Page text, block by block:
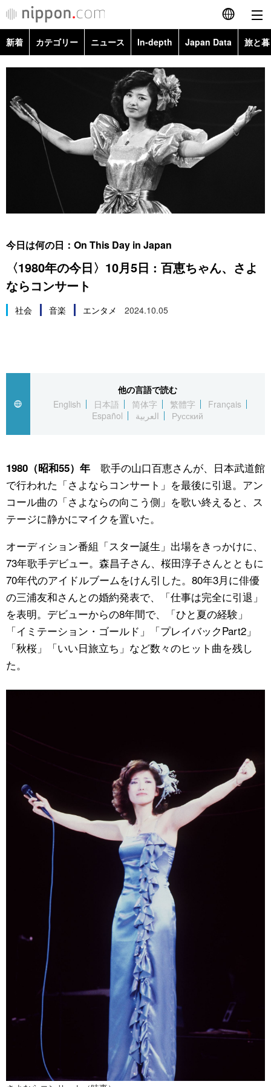
English
Français
Español
カテゴリー
政治・外交
経済・ビジネス
社会
文化
ニュース
旅と暮らし
動画/Live
People
東京
公式SNS
新着 カテゴリー ニュース In-depth Japan Data 旅と
政治・外交
経済・ビジネス
国際・海外
スポーツ・東京2020
Topics
People
今日は何の日：On This Day in Japan
〈1980年の今日〉10月5日 : 百恵ちゃん、さよ
ならコンサート
社会 音楽 エンタメ 2024.10.05
他の言語で読む
English
日本語 简体字 繁體字
Français
Español
العربية Русский
1980（昭和55）年歌手の山口百恵さんが、日本武道館
で行われた「さよならコンサート」を最後に引退。アン
コール曲の「さよならの向こう側」を歌い終えると、ス
テージに静かにマイクを置いた。
オーディション番組「スター誕生」出場をきっかけに、
73年歌手デビュー。森昌子さん、桜田淳子さんとともに
70年代のアイドルブームをけん引した。80年3月に俳優
の三浦友和さんとの婚約発表で、「仕事は完全に引退」
を表明。デビューからの8年間で、「ひと夏の経験」
「イミテーション・ゴールド」「プレイバックPart2」
「秋桜」「いい日旅立ち」など数々のヒット曲を残し
た。